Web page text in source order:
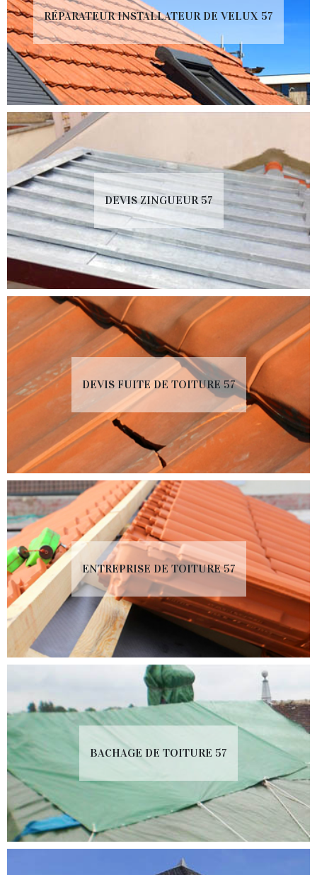
RÉPARATEUR INSTALLATEUR DE VELUX 57
DEVIS ZINGUEUR 57
DEVIS FUITE DE TOITURE 57
ENTREPRISE DE TOITURE 57
BACHAGE DE TOITURE 57